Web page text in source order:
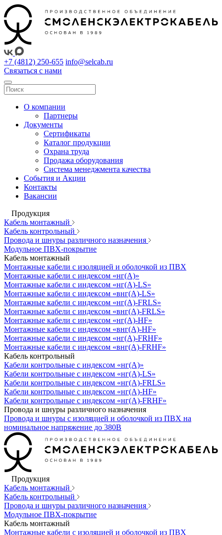
+7 (4812) 250-655 info@selcab.ru
Связаться с нами
О компании
Партнеры
Документы
Сертификаты
Каталог продукции
Охрана труда
Продажа оборудования
Система менеджмента качества
События и Акции
Контакты
Вакансии
Продукция
Кабель монтажный
Кабель контрольный
Провода и шнуры различного назначения
Модульное ПВХ-покрытие
Кабель монтажный
Монтажные кабели с изоляцией и оболочкой из ПВХ
Монтажные кабели с индексом «нг(А)»
Монтажные кабели с индексом «нг(А)-LS»
Монтажные кабели с индексом «внг(А)-LS»
Монтажные кабели с индексом «нг(А)-FRLS»
Монтажные кабели с индексом «внг(А)-FRLS»
Монтажные кабели с индексом «нг(А)-HF»
Монтажные кабели с индексом «внг(А)-HF»
Монтажные кабели с индексом «нг(А)-FRHF»
Монтажные кабели с индексом «внг(А)-FRHF»
Кабель контрольный
Кабели контрольные с индексом «нг(А)»
Кабели контрольные с индексом «нг(А)-LS»
Кабели контрольные с индексом «нг(А)-FRLS»
Кабели контрольные с индексом «нг(А)-HF»
Кабели контрольные с индексом «нг(А)-FRHF»
Провода и шнуры различного назначения
Провода и шнуры с изоляцией и оболочкой из ПВХ на
номинальное напряжение до 380В
Продукция
Кабель монтажный
Кабель контрольный
Провода и шнуры различного назначения
Модульное ПВХ-покрытие
Кабель монтажный
Монтажные кабели с изоляцией и оболочкой из ПВХ